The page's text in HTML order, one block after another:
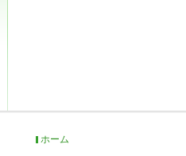
ホーム